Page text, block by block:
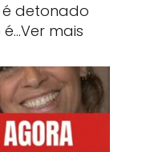
é detonado
mais